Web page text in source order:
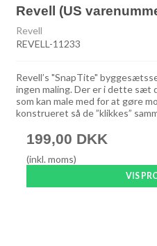
Revell (US
Revell
REVELL-11233
Revell’s "SnapTite"
ingen maling. Der er i dette sæt
som kan male med for at gøre
konstrueret så de ”klikkes”
199,00 DKK
(inkl. moms)
VIS